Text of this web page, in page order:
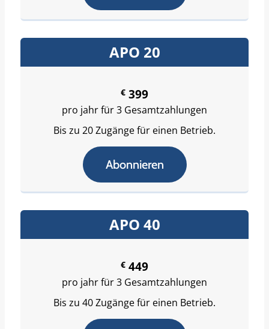
APO 20
€ 399
pro jahr für 3 Gesamtzahlungen
Bis zu 20 Zugänge für einen Betrieb.
Abonnieren
APO 40
€ 449
pro jahr für 3 Gesamtzahlungen
Bis zu 40 Zugänge für einen Betrieb.